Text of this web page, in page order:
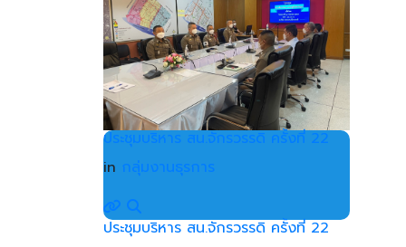
ประชุมบริหาร สน.จักรวรรดิ ครั้งที่ 22
in กลุ่มงานธุรการ
ประชุมบริหาร สน.จักรวรรดิ ครั้งที่ 22